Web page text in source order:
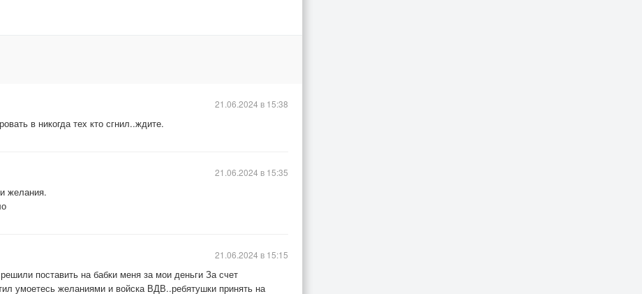
в никогда тех кто сгнил..ждите.
21.06.2024 в 15:38
желания.
21.06.2024 в 15:35
поставить на бабки меня за мои деньги За счет
умоетесь желаниями и войска ВДВ..ребятушки принять на
21.06.2024 в 15:15